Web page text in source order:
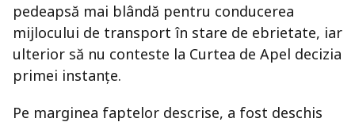
pedeapsă mai blândă pentru conducerea
mijlocului de transport în stare de ebrietate, iar
ulterior să nu conteste la Curtea de Apel decizia
primei instanţe.
Pe marginea faptelor descrise, a fost deschis